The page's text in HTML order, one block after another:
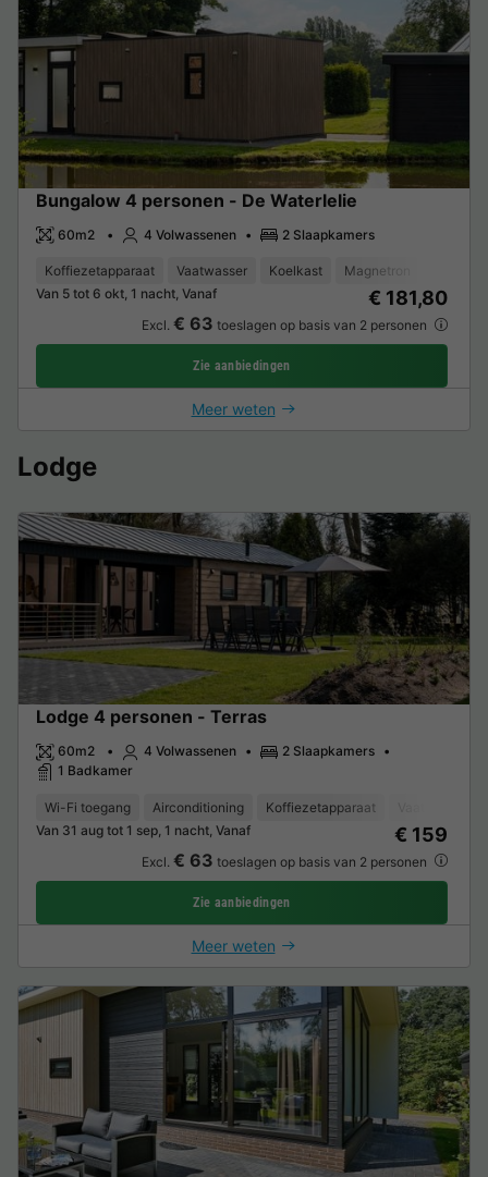
Bungalow 4 personen - De Waterlelie
60m2 4 Volwassenen 2 Slaapkamers
Koffiezetapparaat Vaatwasser Koelkast Magnetron
Van 5 tot 6 okt, 1 nacht, Vanaf
€ 181,80
Excl. € 63 toeslagen op basis van 2 personen
Zie aanbiedingen
Meer weten
Lodge
Lodge 4 personen - Terras
60m2 4 Volwassenen
2 Slaapkamers
1 Badkamer
Wi-Fi toegang Airconditioning Koffiezetapparaat
Van 31 aug tot 1 sep, 1 nacht, Vanaf
€ 159
Excl. € 63 toeslagen op basis van 2 personen
Zie aanbiedingen
Meer weten